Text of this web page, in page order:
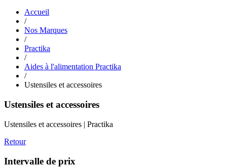
Accueil
/
Nos Marques
/
Practika
/
Aides à l'alimentation Practika
/
Ustensiles et accessoires
Ustensiles et accessoires
Ustensiles et accessoires | Practika
Retour
Intervalle de prix